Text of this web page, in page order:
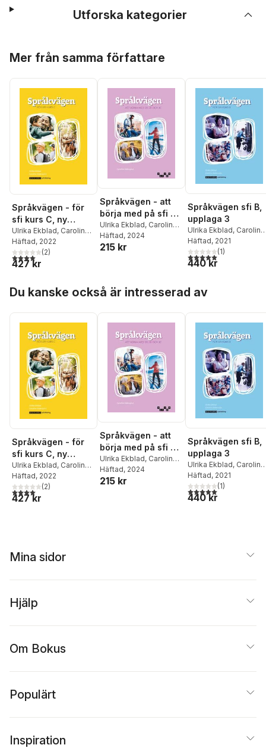
Utforska kategorier
Mer från samma författare
Språkvägen - för
sfi kurs C, ny
upplaga
Ulrika Ekblad, Caroline
Söderqvist
Häftad, 2022
4,0utav 5 stjärnor. Totalt antal röster:
(2)
427 kr
Språkvägen - att
börja med på sfi 2B
och 3C
Ulrika Ekblad, Caroline
Söderqvist
Häftad, 2024
215 kr
Språkvägen sfi B,
upplaga 3
Ulrika Ekblad, Caroline
Söderqvist
Häftad, 2021
5,0utav 5 stjärnor.
(1)
440 kr
Du kanske också är intresserad av
Språkvägen - för
sfi kurs C, ny
upplaga
Ulrika Ekblad, Caroline
Söderqvist
Häftad, 2022
4,0utav 5 stjärnor. Totalt antal röster:
(2)
427 kr
Språkvägen - att
börja med på sfi 2B
och 3C
Ulrika Ekblad, Caroline
Söderqvist
Häftad, 2024
215 kr
Språkvägen sfi B,
upplaga 3
Ulrika Ekblad, Caroline
Söderqvist
Häftad, 2021
5,0utav 5 stjärnor.
(1)
440 kr
Mina sidor
Hjälp
Om Bokus
Populärt
Inspiration